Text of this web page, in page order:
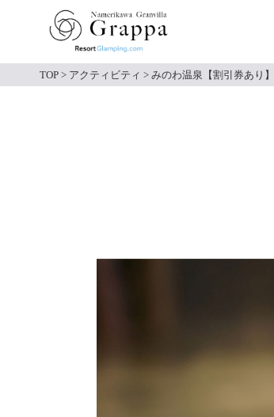
TOP > アクティビティ > みのわ温泉【割引券あり】